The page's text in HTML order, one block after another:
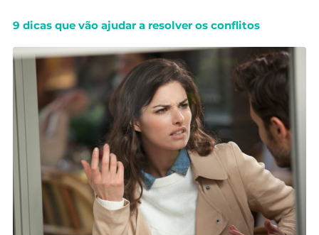
9 dicas que vão ajudar a resolver os conflitos